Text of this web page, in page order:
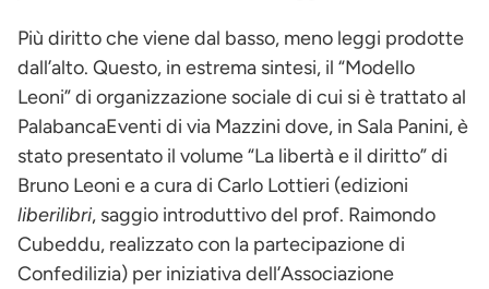
Più diritto che viene dal basso, meno leggi prodotte
dall’alto. Questo, in estrema sintesi, il “Modello
Leoni” di organizzazione sociale di cui si è trattato al
PalabancaEventi di via Mazzini dove, in Sala Panini, è
stato presentato il volume “La libertà e il diritto” di
Bruno Leoni e a cura di Carlo Lottieri (edizioni
liberilibri, saggio introduttivo del prof. Raimondo
Cubeddu, realizzato con la partecipazione di
Confedilizia) per iniziativa dell’Associazione